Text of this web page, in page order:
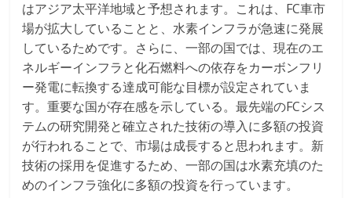
はアジア太平洋地域と予想されます。これは、FC車市
場が拡大していることと、水素インフラが急速に発展
しているためです。さらに、一部の国では、現在のエ
ネルギーインフラと化石燃料への依存をカーボンフリ
ー発電に転換する達成可能な目標が設定されていま
す。重要な国が存在感を示している。最先端のFCシス
テムの研究開発と確立された技術の導入に多額の投資
が行われることで、市場は成長すると思われます。新
技術の採用を促進するため、一部の国は水素充填のた
めのインフラ強化に多額の投資を行っています。